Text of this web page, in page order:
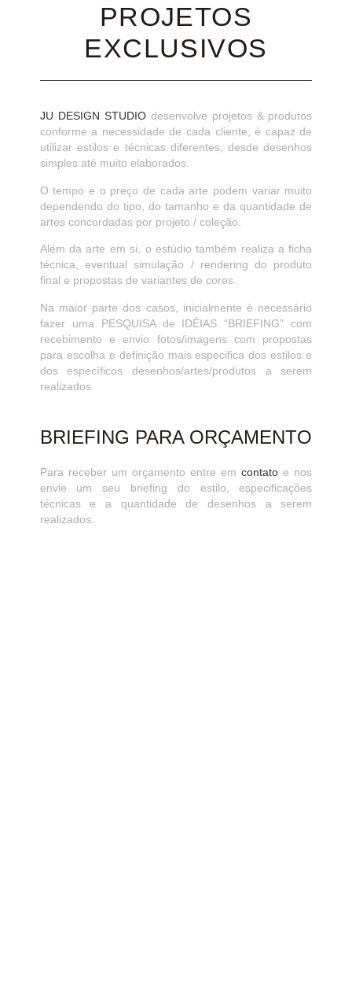
PROJETOS
EXCLUSIVOS
JU DESIGN STUDIOdesenvolve projetos & produtos
conforme a necessidade de cada cliente, é capaz de
utilizar estilos e técnicas diferentes, desde desenhos
simples até muito elaborados.
O tempo e o preço de cada arte podem variar muito
dependendo do tipo, do tamanho e da quantidade de
artes concordadas por projeto / coleção.
Além da arte em si, o estúdio também realiza a ficha
técnica, eventual simulação / rendering do produto
final e propostas de variantes de cores.
Na maior parte dos casos, inicialmente é necessário
fazer uma PESQUISA de IDÉIAS “BRIEFING” com
recebimento e envio fotos/imagens com propostas
para escolha e definição mais especifica dos estilos e
dos específicos desenhos/artes/produtos a serem
realizados.
BRIEFING PARA ORÇAMENTO
Para receber um orçamento entre emcontato e nos
envie um seu briefing do estilo, especificações
técnicas e a quantidade de desenhos a serem
realizados.